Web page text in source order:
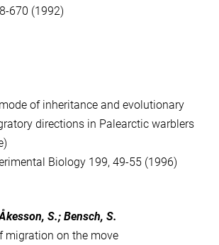
670 (1992)
of inheritance and evolutionary
directions in Palearctic warblers
Biology 199, 49-55 (1996)
S.; Bensch, S.
migration on the move